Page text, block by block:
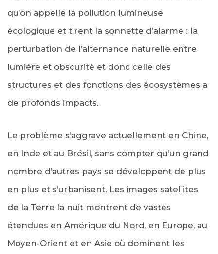
qu’on appelle la pollution lumineuse
écologique et tirent la sonnette d’alarme : la
perturbation de l’alternance naturelle entre
lumière et obscurité et donc celle des
structures et des fonctions des écosystèmes a
de profonds impacts.
Le problème s’aggrave actuellement en Chine,
en Inde et au Brésil, sans compter qu’un grand
nombre d’autres pays se développent de plus
en plus et s’urbanisent. Les images satellites
de la Terre la nuit montrent de vastes
étendues en Amérique du Nord, en Europe, au
Moyen-Orient et en Asie où dominent les